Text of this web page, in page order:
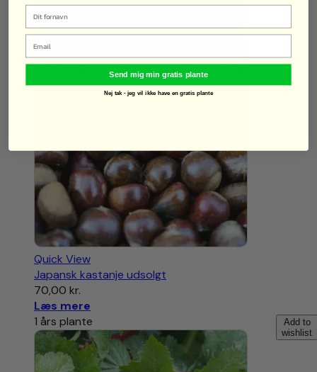
Quick View
Japansk kastanje udsolgt
70,00 kr.
Læs mere
Add to
wishlist
1 års plante
Email
Send mig min gratis plante
Nej tak - jeg vil ikke have en gratis plante